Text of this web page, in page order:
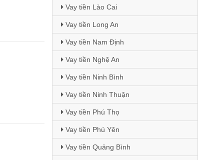
Vay tiền Lào Cai
Vay tiền Long An
Vay tiền Nam Định
Vay tiền Nghệ An
Vay tiền Ninh Bình
Vay tiền Ninh Thuận
Vay tiền Phú Thọ
Vay tiền Phú Yên
Vay tiền Quảng Bình